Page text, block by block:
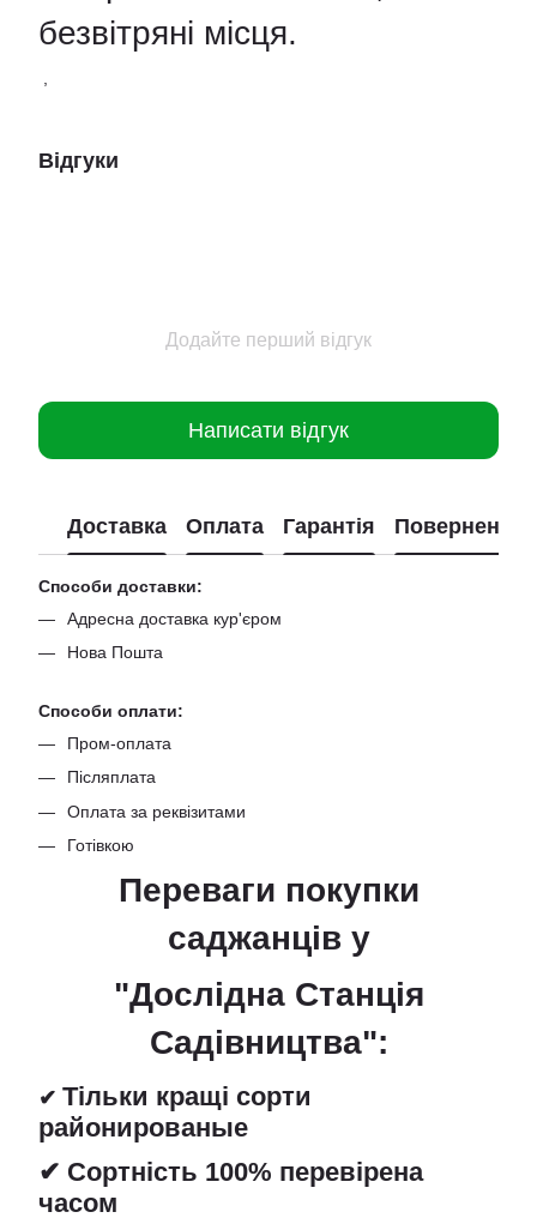
безвітряні місця.
Відгуки
Додайте перший відгук
Написати відгук
Доставка Оплата Гарантія Повернення
Способи доставки:
Адресна доставка кур'єром
Нова Пошта
Способи оплати:
Пром-оплата
Післяплата
Оплата за реквізитами
Готівкою
Переваги покупки
саджанців у
"Дослідна Станція
Садівництва":
✔ Тільки кращі сорти
районированые
✔ Сортність 100% перевірена
часом